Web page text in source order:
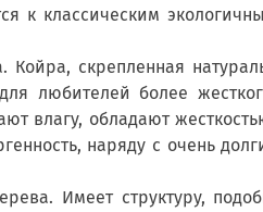
к классическим
скрепленная
любителей более
влагу, обладают
наряду с очень
Имеет структуру,